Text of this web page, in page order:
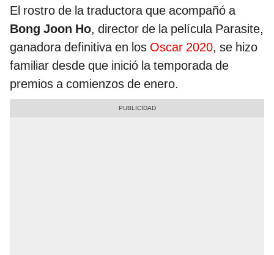
El rostro de la traductora que acompañó a
Bong Joon Ho, director de la película Parasite,
ganadora definitiva en los Oscar 2020, se hizo
familiar desde que inició la temporada de
premios a comienzos de enero.